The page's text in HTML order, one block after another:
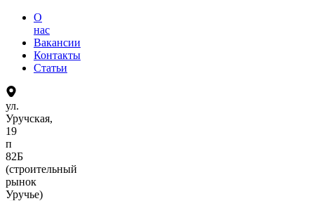
О
нас
Вакансии
Контакты
Статьи
ул.
Уручская,
19
п
82Б
(строительный
рынок
Уручье)